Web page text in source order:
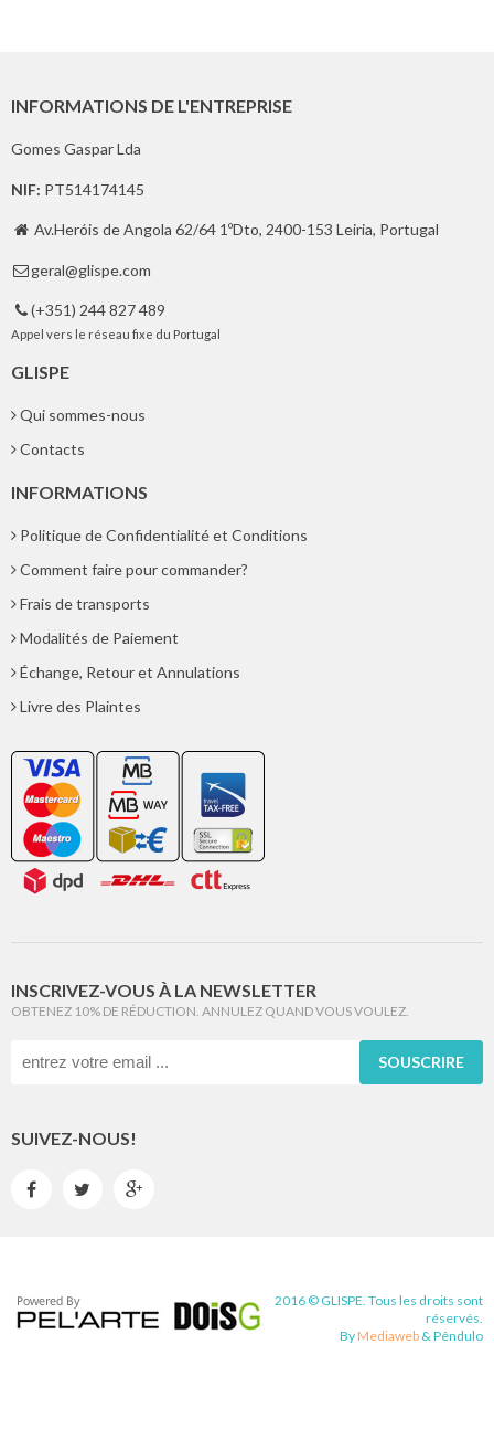
INFORMATIONS DE L'ENTREPRISE
Gomes Gaspar Lda
NIF: PT514174145
 Av.Heróis de Angola 62/64 1ºDto, 2400-153 Leiria, Portugal
 geral@glispe.com
 (+351) 244 827 489
Appel vers le réseau fixe du Portugal
GLISPE
Qui sommes-nous
Contacts
INFORMATIONS
Politique de Confidentialité et Conditions
Comment faire pour commander?
Frais de transports
Modalités de Paiement
Échange, Retour et Annulations
Livre des Plaintes
INSCRIVEZ-VOUS À LA NEWSLETTER
OBTENEZ 10% DE RÉDUCTION. ANNULEZ QUAND VOUS VOULEZ.
SOUSCRIRE
SUIVEZ-NOUS!
  
2016 © GLISPE. Tous les droits sont
réservés.
By Mediaweb & Pêndulo